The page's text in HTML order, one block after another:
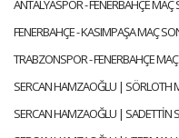
ANTALYASPOR - FENERBAHÇE
FENERBAHÇE - KASIMPAŞA MAÇ
TRABZONSPOR - FENERBAHÇE